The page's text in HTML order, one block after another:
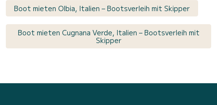
Boot mieten Olbia, Italien – Bootsverleih mit Skipper
Boot mieten Cugnana Verde, Italien – Bootsverleih mit
Skipper